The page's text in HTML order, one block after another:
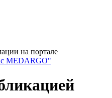
на портале
MEDARGO"